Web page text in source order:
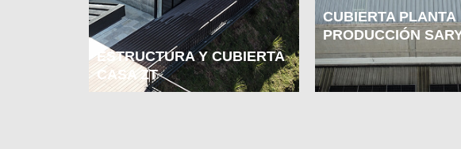
ESTRUCTURA Y CUBIERTA
CASA ZT
CUBIERTA PLANTA
PRODUCCIÓN